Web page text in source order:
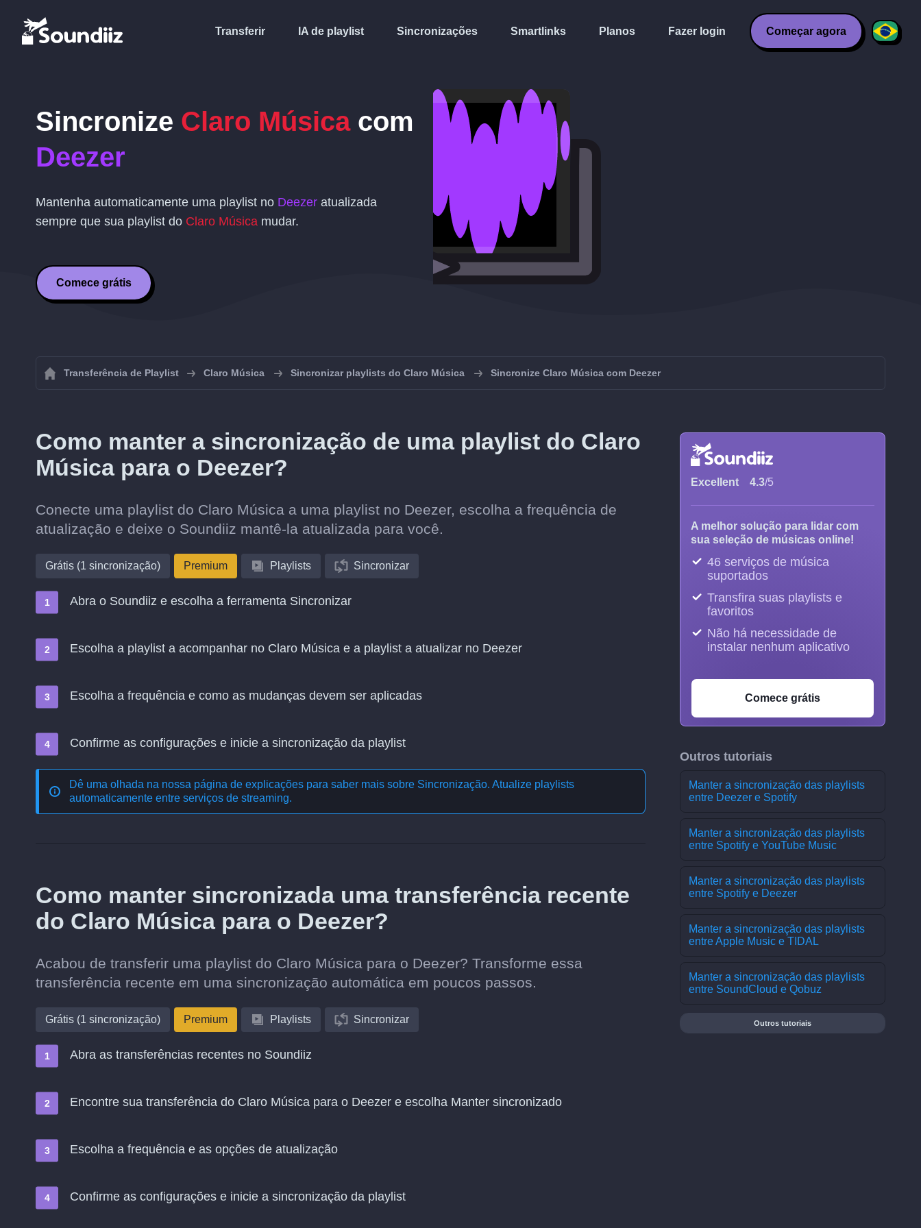
Transferir IA de playlist Sincronizações Smartlinks Planos Fazer login Começar agora
Sincronize Claro Músicacom
Deezer
Mantenha automaticamente uma playlist no Deezer atualizada
sempre que sua playlist do Claro Música mudar.
Comece grátis
Transferência de Playlist Claro Música Sincronizar playlists do Claro Música Sincronize Claro Música com Deezer
Como manter a sincronização de uma playlist do Claro
Música para o Deezer?
Conecte uma playlist do Claro Música a uma playlist no Deezer, escolha a frequência de
atualização e deixe o Soundiiz mantê-la atualizada para você.
Grátis (1 sincronização) Premium Playlists Sincronizar
Abra o Soundiiz e escolha a ferramenta Sincronizar
Escolha a playlist a acompanhar no Claro Música e a playlist a atualizar no Deezer
Escolha a frequência e como as mudanças devem ser aplicadas
Confirme as configurações e inicie a sincronização da playlist
Dê uma olhada na nossa página de explicações para saber mais sobre Sincronização. Atualize playlists
automaticamente entre serviços de streaming.
Como manter sincronizada uma transferência recente
do Claro Música para o Deezer?
Acabou de transferir uma playlist do Claro Música para o Deezer? Transforme essa
transferência recente em uma sincronização automática em poucos passos.
Grátis (1 sincronização) Premium Playlists Sincronizar
Abra as transferências recentes no Soundiiz
Encontre sua transferência do Claro Música para o Deezer e escolha Manter sincronizado
Escolha a frequência e as opções de atualização
Confirme as configurações e inicie a sincronização da playlist
Excellent 4.3/5
A melhor solução para lidar com
sua seleção de músicas online!
46 serviços de música
suportados
Transfira suas playlists e
favoritos
Não há necessidade de
instalar nenhum aplicativo
Comece grátis
Outros tutoriais
Manter a sincronização das playlists
entre Deezer e Spotify
Manter a sincronização das playlists
entre Spotify e YouTube Music
Manter a sincronização das playlists
entre Spotify e Deezer
Manter a sincronização das playlists
entre Apple Music e TIDAL
Manter a sincronização das playlists
entre SoundCloud e Qobuz
Outros tutoriais